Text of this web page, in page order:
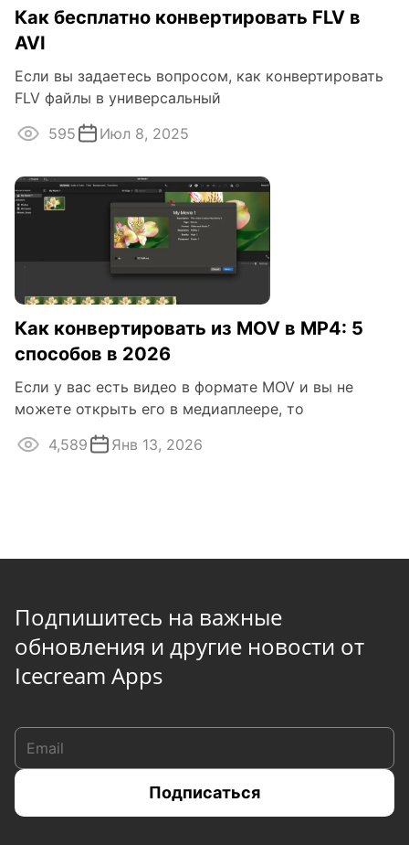
Как бесплатно конвертировать FLV в
AVI
Если вы задаетесь вопросом, как конвертировать
FLV файлы в универсальный
595
Июл 8, 2025
Как конвертировать из MOV в MP4: 5
способов в 2026
Если у вас есть видео в формате MOV и вы не
можете открыть его в медиаплеере, то
4,589
Янв 13, 2026
Подпишитесь на важные
обновления и другие новости от
Icecream Apps